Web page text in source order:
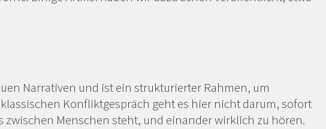
Narrativen und ist ein strukturierter Rahmen, um
Konfliktgespräch geht es hier nicht darum, sofort
zwischen Menschen steht, und einander wirklich zu hören.